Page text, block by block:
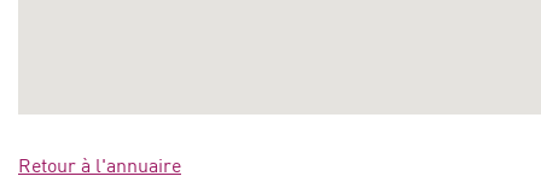
Retour à l'annuaire